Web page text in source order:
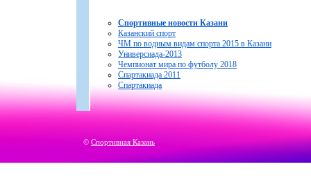
Спортивные новости Казани
Казанский спорт
ЧМ по водным видам спорта 2015 в Казани
Универсиада-2013
Чемпионат мира по футболу 2018
Спартакиада 2011
Спартакиада
© Спортивная Казань